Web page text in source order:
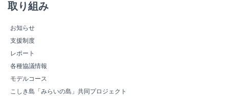
取り組み
お知らせ
支援制度
レポート
各種協議情報
モデルコース
こしき島「みらいの島」共同プロジェクト